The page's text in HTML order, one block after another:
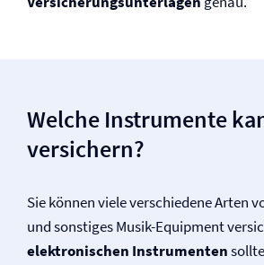
Welche Instrumente
versichern?
Sie können viele verschiedene Arten
und sonstiges Musik-Equipment
elektronischen Instrumenten